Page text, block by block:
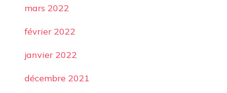
mars 2022
février 2022
janvier 2022
décembre 2021